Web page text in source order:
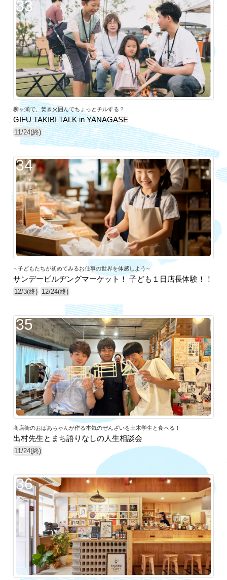
33
柳ヶ瀬で、焚き火囲んでちょっとチルする？
GIFU TAKIBI TALK in YANAGASE
11/24(終)
34
∼子どもたちが初めてみるお仕事の世界を体感しよう∼
サンデービルヂングマーケット！ 子ども１日店長体験！！
12/3(終) 12/24(終)
35
商店街のおばあちゃんが作る本気のぜんざいを土木学生と食べる！
出村先生とまち語りなしの人生相談会
11/24(終)
36